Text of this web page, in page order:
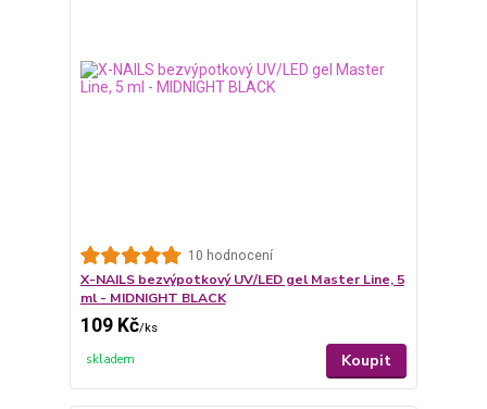
10 hodnocení
X-NAILS bezvýpotkový UV/LED gel Master Line, 5
ml - MIDNIGHT BLACK
109 Kč/ks
skladem Koupit